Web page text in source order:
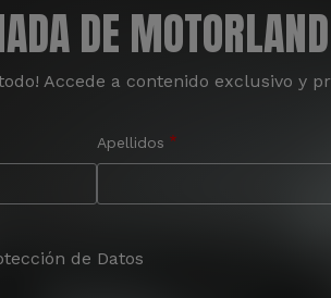
DE MOTORLAND
Accede a contenido exclusivo y
Apellidos
de Datos